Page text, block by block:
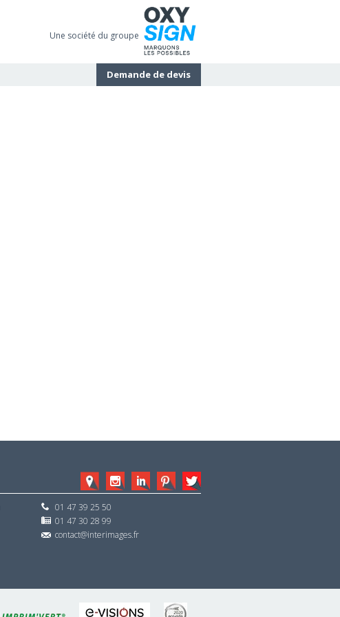
Une société du groupe
Demande de devis
01 47 39 25 50
01 47 30 28 99
contact@interimages.fr